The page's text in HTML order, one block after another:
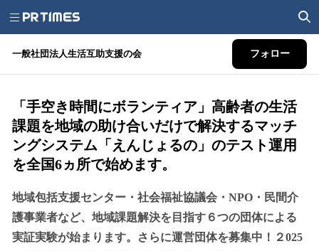
一般社団法人生活互助支援の会 フォロー
「手空き時間にボランティア」高齢者の生活
課題を地域の助け合いだけで解決するマッチ
ングシステム「えんじょるの」のテスト運用
を全国6ヵ所で始めます。
地域包括支援センター・社会福祉協議会・NPO・民間介
護事業者など、地域課題解決を目指す６つの団体による
実証実験が始まります。さらに運営団体を募集中！２025